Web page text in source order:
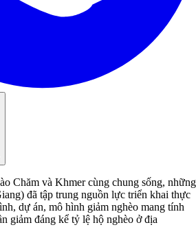
Chăm và Khmer cùng chung sống, những
đã tập trung nguồn lực triển khai thực
dự án, mô hình giảm nghèo mang tính
giảm đáng kể tỷ lệ hộ nghèo ở địa